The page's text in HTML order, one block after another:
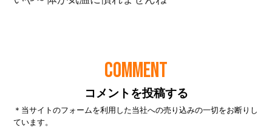
COMMENT
コメントを投稿する
＊当サイトのフォームを利用した当社への売り込みの一切をお断りし
ています。